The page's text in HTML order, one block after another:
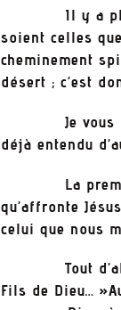
Il y a
soient celles
cheminement
désert ; c’est
Je vous
déjà entendu
La première
qu’affronte
celui que nous
Tout
Fils de Dieu…